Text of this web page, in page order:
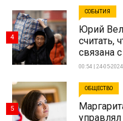
СОБЫТИЯ
Юрий
считать,
связана
00:54 | 24-05-2024
4
ОБЩЕСТВО
5